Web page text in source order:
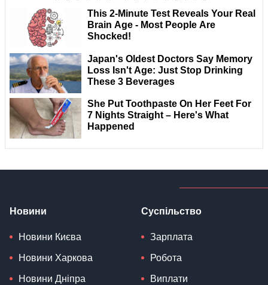
Новини
Новини Києва
Новини Харкова
Новини Дніпра
Суспільство
Зарплата
Робота
Виплати